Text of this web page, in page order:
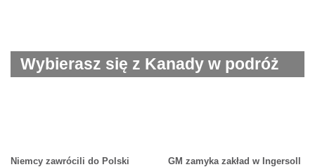
Wybierasz się z Kanady w podróż
Niemcy zawrócili do Polski
GM zamyka zakład w Ingersoll